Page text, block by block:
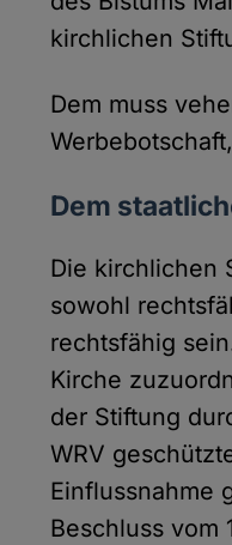
kirchlichen
Dem muss
Dem
Die kirchlichen
sowohl
rechtsfähig
Kirche
der Stiftung
WRV
Einflussnahme
Beschluss vom